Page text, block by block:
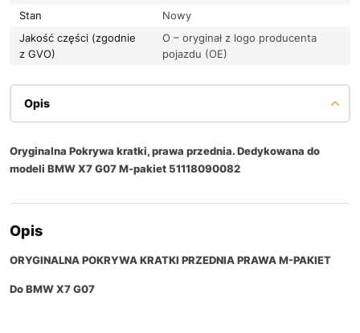
Stan
Nowy
Jakość części (zgodnie
z GVO)
O – oryginał z logo producenta
pojazdu (OE)
Opis
Oryginalna Pokrywa kratki, prawa przednia. Dedykowana do
modeli BMW X7 G07 M-pakiet 51118090082
Opis
ORYGINALNA POKRYWA KRATKI PRZEDNIA PRAWA M-PAKIET
Do BMW X7 G07